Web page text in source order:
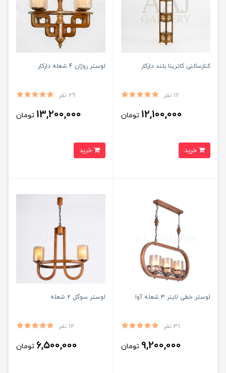
کنارسالنی کاترینا بلند دارکار
16 نفر
12,100,000 تومان
لوستر روژان 4 شعله دارکار
29 نفر
13,200,000 تومان
لوستر خطی لاینر 3 شعله آوا
31 نفر
9,200,000 تومان
لوستر سوگل 2 شعله
12 نفر
6,500,000 تومان